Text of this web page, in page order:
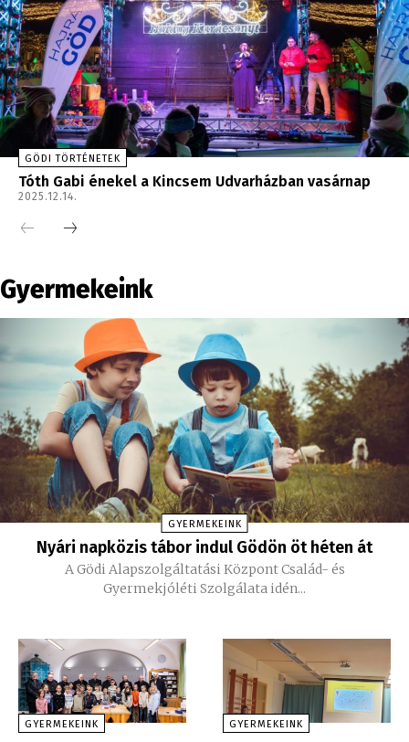
GÖDI TÖRTÉNETEK
Tóth Gabi énekel a Kincsem Udvarházban vasárnap
2025.12.14.
Gyermekeink
GYERMEKEINK
Nyári napközis tábor indul Gödön öt héten át
A Gödi Alapszolgáltatási Központ Család- és
Gyermekjóléti Szolgálata idén...
GYERMEKEINK GYERMEKEINK